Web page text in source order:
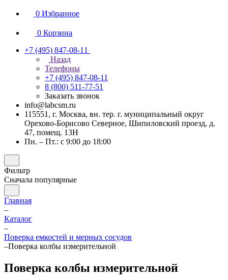
0 Избранное
0 Корзина
+7 (495) 847-08-11
Назад
Телефоны
+7 (495) 847-08-11
8 (800) 511-77-51
Заказать звонок
info@labcsm.ru
115551, г. Москва, вн. тер. г. муниципальный округ
Орехово-Борисово Северное, Шипиловский проезд, д.
47, помещ. 13Н
Пн. – Пт.: с 9:00 до 18:00
Фильтр
Сначала популярные
Главная
–
Каталог
–
Поверка емкостей и мерных сосудов
–Поверка колбы измерительной
Поверка колбы измерительной